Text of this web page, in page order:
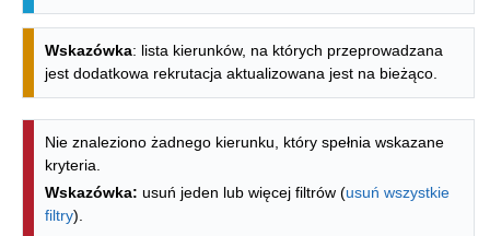
Wskazówka: lista kierunków, na których przeprowadzana
jest dodatkowa rekrutacja aktualizowana jest na bieżąco.
Nie znaleziono żadnego kierunku, który spełnia wskazane
kryteria.
Wskazówka: usuń jeden lub więcej filtrów (usuń wszystkie
filtry).